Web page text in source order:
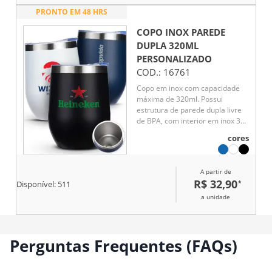
PRONTO EM 48 HRS
COPO INOX PAREDE
DUPLA 320ML
PERSONALIZADO
COD.: 16761
Copo em inox com capacidade
máxima de 320ml. Possui
estrutura de parede dupla livre
de BPA, com interior em inox 304
pintura eletrostática. Conta com
tampa de pressão em plástico
bocal e anel de vedação em
cores
Disponível: 511
A partir de
R$ 32,90*
a unidade
Perguntas Frequentes (FAQs)